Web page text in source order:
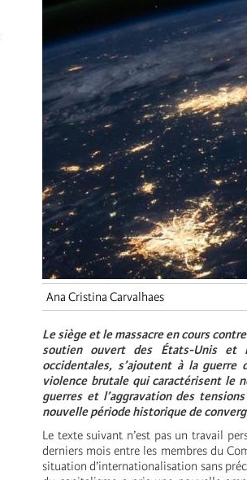
Ana Cristina Carvalhaes
Le siège et le massacre en cours
soutien ouvert des États-Unis et
occidentales, s’ajoutent à la
violence brutale qui caractérisent le
guerres et l’aggravation des
nouvelle période historique de
Le texte suivant n’est pas un travail
derniers mois entre les membres du
situation d’internationalisation sans